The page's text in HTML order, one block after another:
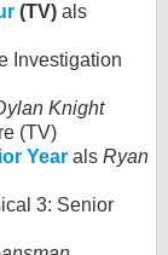
(TV) als
Investigation
Knight
(TV)
Year als Ryan
3: Senior